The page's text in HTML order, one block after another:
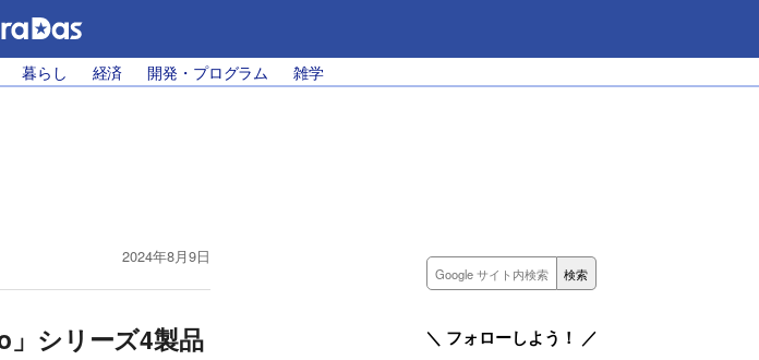
暮らし 経済 開発・プログラム 雑学
2024年8月9日
シリーズ4製品
＼ フォローしよう！ ／